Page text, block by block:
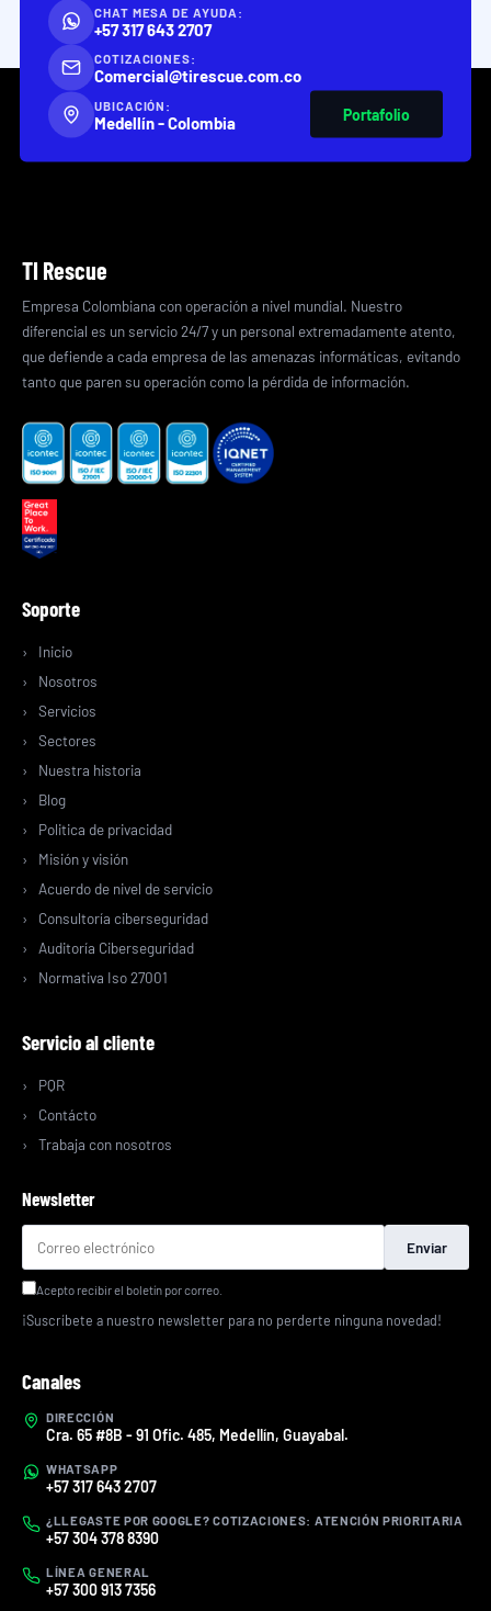
CHAT MESA DE AYUDA:
+57 317 643 2707
COTIZACIONES:
Comercial@tirescue.com.co
UBICACIÓN:
Medellín - Colombia Portafolio
TI Rescue
Empresa Colombiana con operación a nivel mundial. Nuestro
diferencial es un servicio 24/7 y un personal extremadamente atento,
que defiende a cada empresa de las amenazas informáticas, evitando
tanto que paren su operación como la pérdida de información.
Soporte
Inicio
Nosotros
Servicios
Sectores
Nuestra historia
Blog
Politica de privacidad
Misión y visión
Acuerdo de nivel de servicio
Consultoría ciberseguridad
Auditoría Ciberseguridad
Normativa Iso 27001
Servicio al cliente
PQR
Contácto
Trabaja con nosotros
Newsletter
Enviar
Acepto recibir el boletín por correo.
¡Suscríbete a nuestro newsletter para no perderte ninguna novedad!
Canales
DIRECCIÓN
Cra. 65 #8B - 91 Ofic. 485, Medellín, Guayabal.
WHATSAPP
+57 317 643 2707
¿LLEGASTE POR GOOGLE? COTIZACIONES: ATENCIÓN PRIORITARIA
+57 304 378 8390
LÍNEA GENERAL
+57 300 913 7356